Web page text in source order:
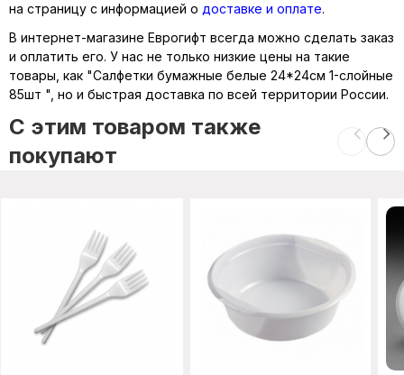
на страницу с информацией о доставке и оплате.
В интернет-магазине Еврогифт всегда можно сделать заказ
и оплатить его. У нас не только низкие цены на такие
товары, как "Салфетки бумажные белые 24*24см 1-слойные
85шт ", но и быстрая доставка по всей территории России.
C этим товаром также
покупают